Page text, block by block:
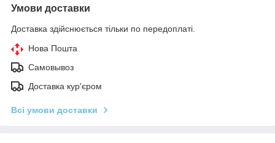
Умови доставки
Доставка здійснюється тільки по передоплаті.
Нова Пошта
Самовывоз
Доставка кур'єром
Всі умови доставки